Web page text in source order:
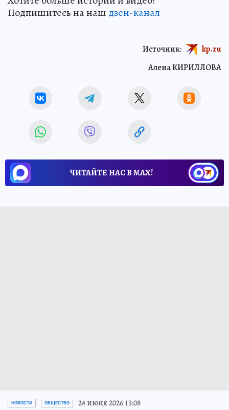
Подпишитесь на наш дзен-канал
Алена КИРИЛЛОВА
Источник: kp.ru
ЧИТАЙТЕ НАС В МАХ!
НОВОСТИ ОБЩЕСТВО 24 июня 2026 13:08